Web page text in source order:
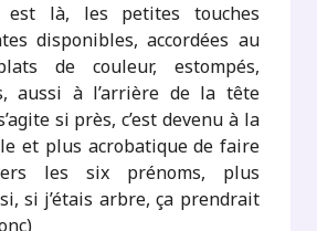
là, les petites touches
disponibles, accordées au
de couleur, estompés,
aussi à l’arrière de la tête
si près, c’est devenu à la
et plus acrobatique de faire
les six prénoms, plus
si j’étais arbre, ça prendrait